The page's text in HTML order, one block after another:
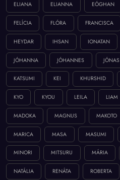
ELIANA ELIANNA EÓGHAN
FELÍCIA FLÓRA FRANCISCA
HEYDAR IHSAN IONATAN
JÓHANNA JÓHANNES JÓNAS
KATSUMI KEI KHURSHID
KYO KYOU LEILA LIAM
MADOKA MAGNUS MAKOTO
MARICA MASA MASUMI
MINORI MITSURU MÁRIA
NATÁLIA RENÁTA ROBERTA